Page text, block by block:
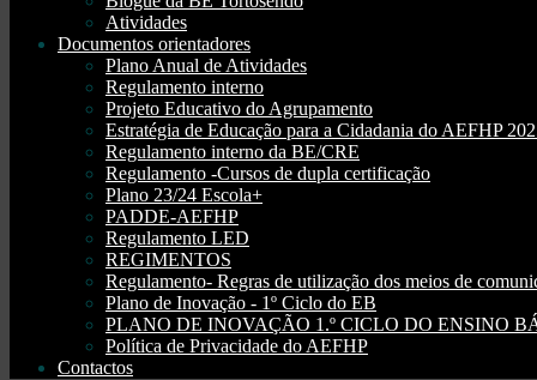
Atividades
Documentos orientadores
Plano Anual de Atividades
Regulamento interno
Projeto Educativo do Agrupamento
Estratégia de Educação para a Cidadania do AEFHP
Regulamento interno da BE/CRE
Regulamento -Cursos de dupla certificação
Plano 23/24 Escola+
PADDE-AEFHP
Regulamento LED
REGIMENTOS
Regulamento- Regras de utilização dos meios de
Plano de Inovação - 1º Ciclo do EB
PLANO DE INOVAÇÃO 1.º CICLO DO ENSINO
Política de Privacidade do AEFHP
Contactos